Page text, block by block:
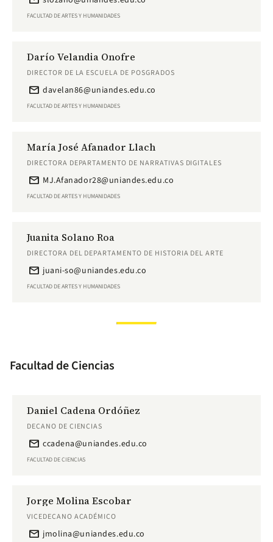
FACULTAD DE ARTES Y HUMANIDADES
Darío Velandia Onofre
DIRECTOR DE LA ESCUELA DE POSGRADOS
email davelan86@uniandes.edu.co
FACULTAD DE ARTES Y HUMANIDADES
María José Afanador Llach
DIRECTORA DEPARTAMENTO DE NARRATIVAS DIGITALES
email MJ.Afanador28@uniandes.edu.co
FACULTAD DE ARTES Y HUMANIDADES
Juanita Solano Roa
DIRECTORA DEL DEPARTAMENTO DE HISTORIA DEL ARTE
email juani-so@uniandes.edu.co
FACULTAD DE ARTES Y HUMANIDADES
Facultad de Ciencias
Daniel Cadena Ordóñez
DECANO DE CIENCIAS
email ccadena@uniandes.edu.co
FACULTAD DE CIENCIAS
Jorge Molina Escobar
VICEDECANO ACADÉMICO
email jmolina@uniandes.edu.co